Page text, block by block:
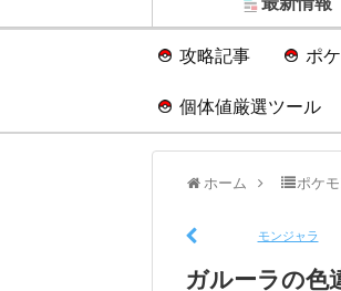
攻略記事 ポ
個体値厳選ツール
ホーム ポケ
モンジャラ
ガルーラの色